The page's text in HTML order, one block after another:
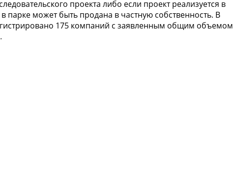
проекта либо если проект реализуется в
парке может быть продана в частную собственность. В
175 компаний с заявленным общим объемом